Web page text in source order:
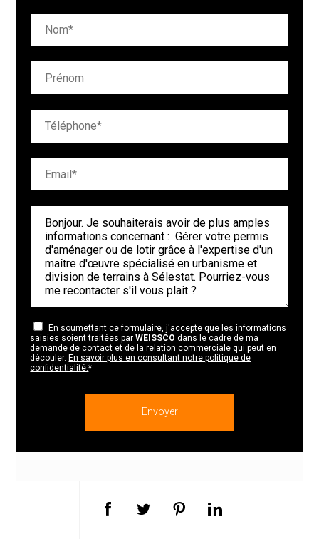
En soumettant ce formulaire, j'accepte que les informations
saisies soient traitées parWEISSCO dans le cadre de ma
demande de contact et de la relation commerciale qui peut en
découler. En savoir plus en consultant notre politique de
confidentialité.*